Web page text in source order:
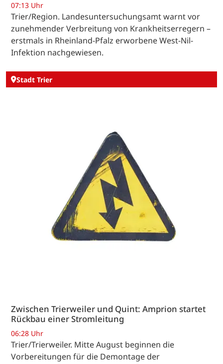
07:13 Uhr
Trier/Region. Landesuntersuchungsamt warnt vor
zunehmender Verbreitung von Krankheitserregern –
erstmals in Rheinland-Pfalz erworbene West-Nil-
Infektion nachgewiesen.
Stadt Trier
Zwischen Trierweiler und Quint: Amprion startet
Rückbau einer Stromleitung
06:28 Uhr
Trier/Trierweiler. Mitte August beginnen die
Vorbereitungen für die Demontage der